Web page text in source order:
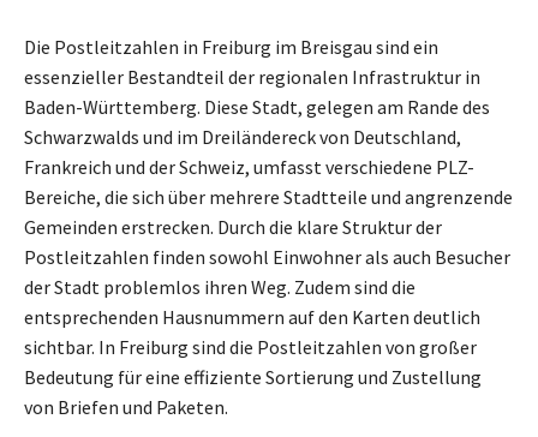
Die Postleitzahlen in Freiburg im Breisgau sind ein
essenzieller Bestandteil der regionalen Infrastruktur in
Baden-Württemberg. Diese Stadt, gelegen am Rande des
Schwarzwalds und im Dreiländereck von Deutschland,
Frankreich und der Schweiz, umfasst verschiedene PLZ-
Bereiche, die sich über mehrere Stadtteile und angrenzende
Gemeinden erstrecken. Durch die klare Struktur der
Postleitzahlen finden sowohl Einwohner als auch Besucher
der Stadt problemlos ihren Weg. Zudem sind die
entsprechenden Hausnummern auf den Karten deutlich
sichtbar. In Freiburg sind die Postleitzahlen von großer
Bedeutung für eine effiziente Sortierung und Zustellung
von Briefen und Paketen.